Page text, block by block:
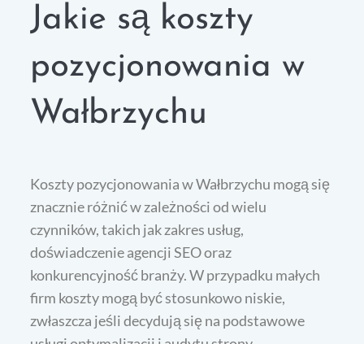
Jakie są koszty
pozycjonowania w
Wałbrzychu
Koszty pozycjonowania w Wałbrzychu mogą się
znacznie różnić w zależności od wielu
czynników, takich jak zakres usług,
doświadczenie agencji SEO oraz
konkurencyjność branży. W przypadku małych
firm koszty mogą być stosunkowo niskie,
zwłaszcza jeśli decydują się na podstawowe